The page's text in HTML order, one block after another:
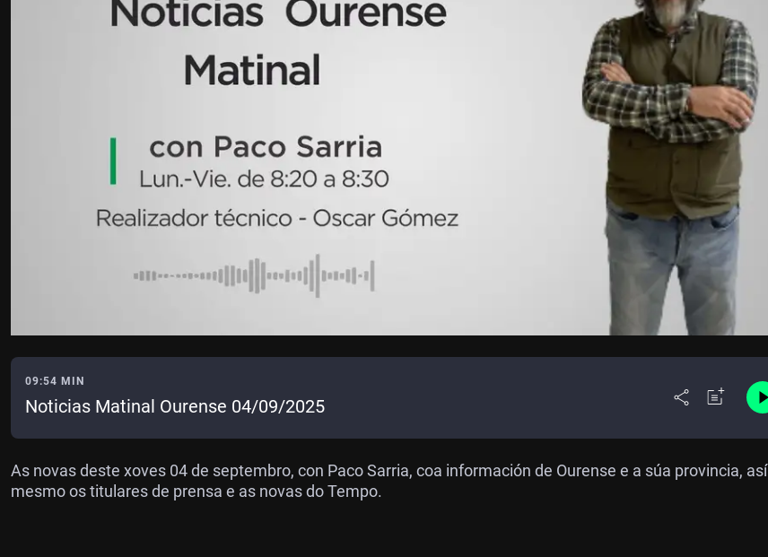
09:54 MIN
Noticias Matinal Ourense 04/09/2025
As novas deste xoves 04 de septembro, con Paco Sarria, coa información de Ourense e a súa provincia, así
mesmo os titulares de prensa e as novas do Tempo.